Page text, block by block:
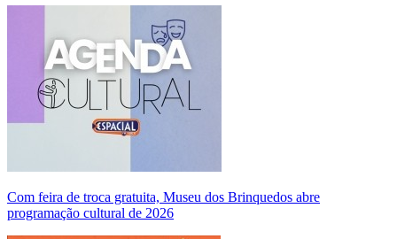
Com feira de troca gratuita, Museu dos Brinquedos abre
programação cultural de 2026